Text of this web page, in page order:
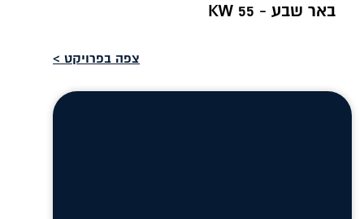
באר שבע - 55 KW
צפה בפרויקט >